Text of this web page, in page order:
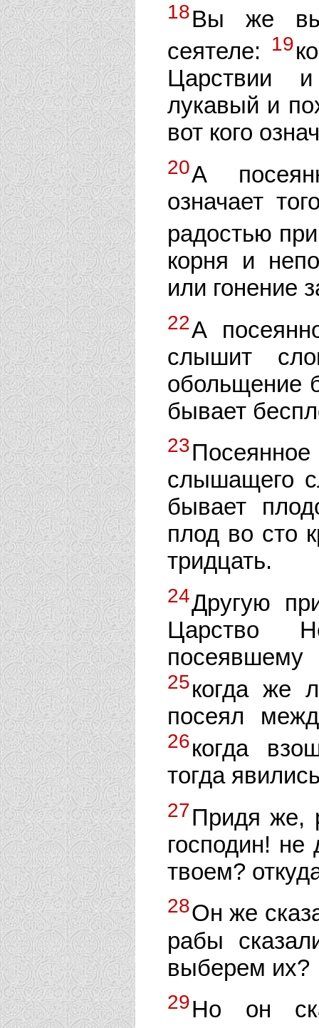
18Вы же
сеятеле:
19
Царствии
лукавый и
вот кого
20А
означает
радостью
корня и
или гонение
22А
слышит
обольщение
бывает
23
слышащего
бывает
плод во сто
тридцать.
24Другую
Царство
25когда же
посеял
26когда
тогда
27Придя же,
господин!
твоем?
28Он же
рабы
выберем их?
29Но он